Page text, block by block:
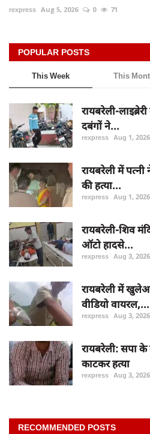
rexpress Aug 5, 2026 0 71
POPULAR POSTS
This Week This
रायबरेली-
दबंगों ने...
rexpress Aug 1, 2026
रायबरेली में
की हत्या...
rexpress Aug 1, 2026
रायबरेली-शिव
ऑटो हादसे...
rexpress Aug 3, 2026
रायबरेली में
वीडियो वायरल,...
rexpress Aug 3, 2026
रायबरेली: सपा
काटकर हत्या
rexpress Aug 3, 2026
RECOMMENDED POSTS